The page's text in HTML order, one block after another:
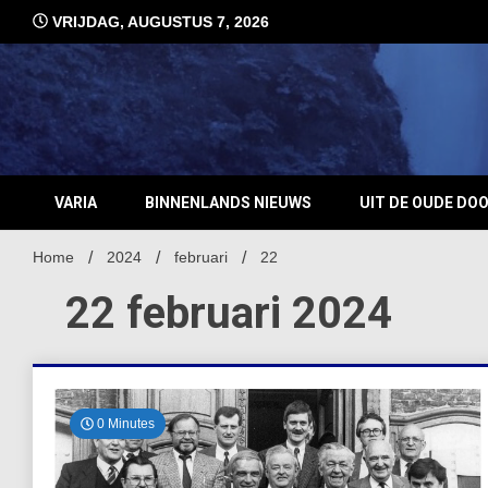
inhoud
VRIJDAG, AUGUSTUS 7, 2026
VARIA BINNENLANDS NIEUWS UIT DE OUDE
Home 2024 februari 22
22 februari 2024
0 Minutes